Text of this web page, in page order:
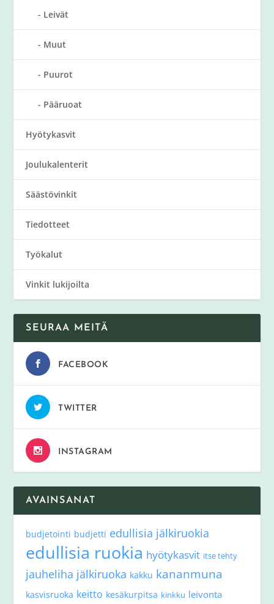
Leivät
Muut
Puurot
Pääruoat
Hyötykasvit
Joulukalenterit
Säästövinkit
Tiedotteet
Työkalut
Vinkit lukijoilta
SEURAA MEITÄ
FACEBOOK
TWITTER
INSTAGRAM
AVAINSANAT
budjetointi budjetti edullisia jälkiruokia
edullisia ruokia hyötykasvit itse tehty
jauheliha jälkiruoka kakku kananmuna
kasvisruoka keitto kesäkurpitsa kinkku leivonta